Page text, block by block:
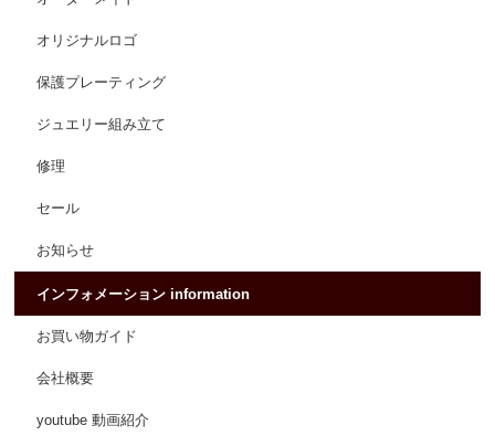
オリジナルロゴ
保護プレーティング
ジュエリー組み立て
修理
セール
お知らせ
インフォメーション information
お買い物ガイド
会社概要
youtube 動画紹介